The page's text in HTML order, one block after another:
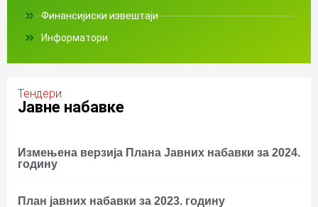
Финансијиски извештаји
Информатори
Тендери
Јавне набавке
Измењенa верзијa Плана Јавних набавки за 2024.
годину
План јавних набавки за 2023. годину